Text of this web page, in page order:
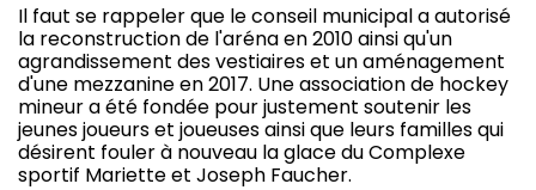
Il faut se rappeler que le conseil municipal a autorisé
la reconstruction de l'aréna en 2010 ainsi qu'un
agrandissement des vestiaires et un aménagement
d'une mezzanine en 2017. Une association de hockey
mineur a été fondée pour justement soutenir les
jeunes joueurs et joueuses ainsi que leurs familles qui
désirent fouler à nouveau la glace du Complexe
sportif Mariette et Joseph Faucher.